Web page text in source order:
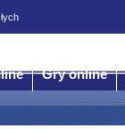
Gry online